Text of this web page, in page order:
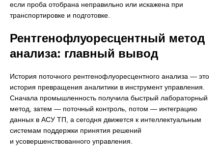
если проба отобрана неправильно или искажена при
транспортировке и подготовке.
Рентгенофлуоресцентный метод
анализа: главный вывод
История поточного рентгенофлуоресцентного анализа — это
история превращения аналитики в инструмент управления.
Сначала промышленность получила быстрый лабораторный
метод, затем — поточный контроль, потом — интеграцию
данных в АСУ ТП, а сегодня движется к интеллектуальным
системам поддержки принятия решений
и усовершенствованного управления.